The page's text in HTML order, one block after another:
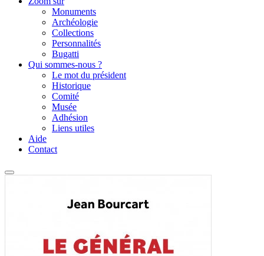
Monuments
Archéologie
Collections
Personnalités
Bugatti
Qui sommes-nous ?
Le mot du président
Historique
Comité
Musée
Adhésion
Liens utiles
Aide
Contact